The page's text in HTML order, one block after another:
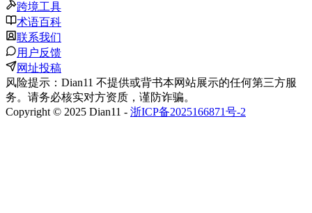
跨境工具
术语百科
联系我们
用户反馈
网址投稿
风险提示：Dian11 不提供或背书本网站展示的任何第三方服
务。请务必核实对方资质，谨防诈骗。
Copyright © 2025 Dian11 - 浙ICP备2025166871号-2